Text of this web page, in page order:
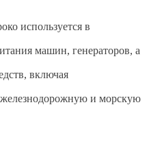
используется в
машин, генераторов, а
включая
железнодорожную и морскую